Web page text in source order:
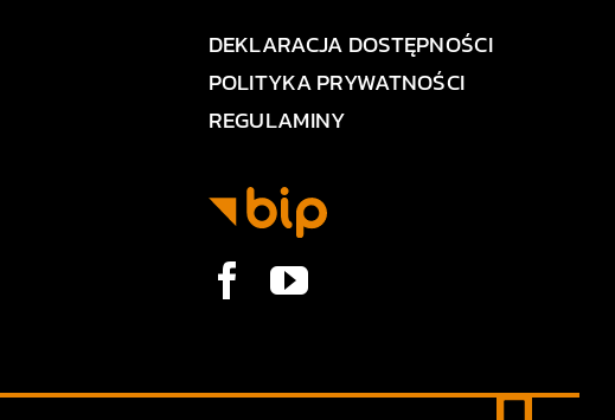
DEKLARACJA DOSTĘPNOŚCI
POLITYKA PRYWATNOŚCI
REGULAMINY